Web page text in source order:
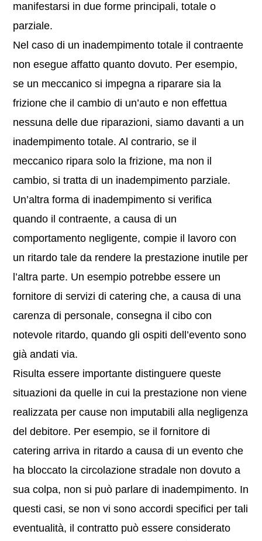
manifestarsi in due forme principali, totale o
parziale.
Nel caso di un inadempimento totale il contraente
non esegue affatto quanto dovuto. Per esempio,
se un meccanico si impegna a riparare sia la
frizione che il cambio di un’auto e non effettua
nessuna delle due riparazioni, siamo davanti a un
inadempimento totale. Al contrario, se il
meccanico ripara solo la frizione, ma non il
cambio, si tratta di un inadempimento parziale.
Un’altra forma di inadempimento si verifica
quando il contraente, a causa di un
comportamento negligente, compie il lavoro con
un ritardo tale da rendere la prestazione inutile per
l’altra parte. Un esempio potrebbe essere un
fornitore di servizi di catering che, a causa di una
carenza di personale, consegna il cibo con
notevole ritardo, quando gli ospiti dell’evento sono
già andati via.
Risulta essere importante distinguere queste
situazioni da quelle in cui la prestazione non viene
realizzata per cause non imputabili alla negligenza
del debitore. Per esempio, se il fornitore di
catering arriva in ritardo a causa di un evento che
ha bloccato la circolazione stradale non dovuto a
sua colpa, non si può parlare di inadempimento. In
questi casi, se non vi sono accordi specifici per tali
eventualità, il contratto può essere considerato